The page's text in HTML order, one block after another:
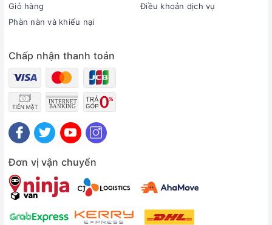
Giỏ hàng
Phàn nàn và khiếu nại
Điều khoản dịch vụ
Chấp nhận thanh toán
Đơn vị vận chuyển